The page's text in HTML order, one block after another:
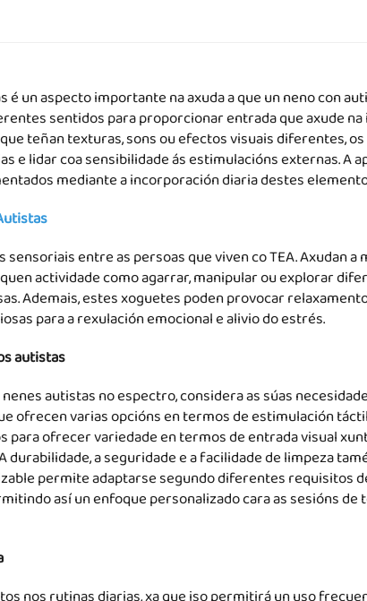
un aspecto importante na axuda a que un neno con
sentidos para proporcionar entrada que axude
teñan texturas, sons ou efectos visuais diferentes,
e lidar coa sensibilidade ás estimulacións externas. A
mediante a incorporación diaria destes
entre as persoas que viven co TEA. Axudan a
actividade como agarrar, manipular ou explorar
Ademais, estes xoguetes poden provocar
para a rexulación emocional e alivio do estrés.
autistas
autistas no espectro, considera as súas
ofrecen varias opcións en termos de estimulación
ofrecer variedade en termos de entrada visual
a seguridade e a facilidade de limpeza
permite adaptarse segundo diferentes requisitos
así un enfoque personalizado cara as sesións de